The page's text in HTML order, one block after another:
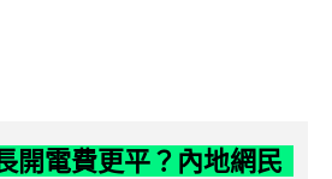
開電費更平？內地網民